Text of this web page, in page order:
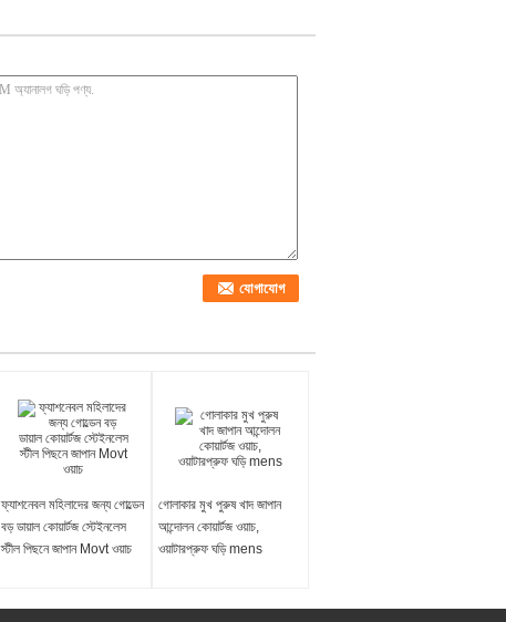
ফ্যাশনেবল মহিলাদের জন্য গোল্ডেন
বড় ডায়াল কোয়ার্টজ স্টেইনলেস
স্টীল পিছনে জাপান Movt ওয়াচ
গোলাকার মুখ পুরুষ খাদ জাপান
আন্দোলন কোয়ার্টজ ওয়াচ,
ওয়াটারপ্রুফ ঘড়ি mens